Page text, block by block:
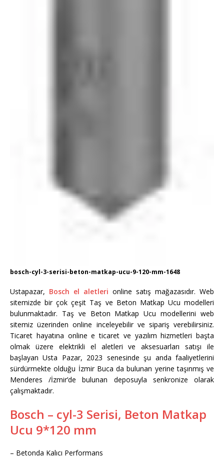
bosch-cyl-3-serisi-beton-matkap-ucu-9-120-mm-1648
Ustapazar, Bosch el aletleri online satış mağazasıdır. Web
sitemizde bir çok çeşit Taş ve Beton Matkap Ucu modelleri
bulunmaktadır. Taş ve Beton Matkap Ucu modellerini web
sitemiz üzerinden online inceleyebilir ve sipariş verebilirsiniz.
Ticaret hayatına online e ticaret ve yazılım hizmetleri başta
olmak üzere elektrikli el aletleri ve aksesuarları satışı ile
başlayan Usta Pazar, 2023 senesinde şu anda faaliyetlerini
sürdürmekte olduğu İzmir Buca da bulunan yerine taşınmış ve
Menderes /İzmir’de bulunan deposuyla senkronize olarak
çalışmaktadır.
Bosch – cyl-3 Serisi, Beton Matkap
Ucu 9*120 mm
– Betonda Kalıcı Performans